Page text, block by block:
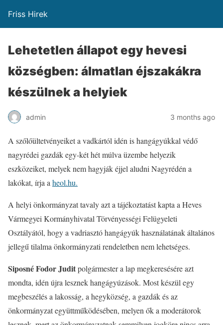
Friss Hirek
Lehetetlen állapot egy hevesi
községben: álmatlan éjszakákra
készülnek a helyiek
admin 3 months ago
A szőlőültetvényeiket a vadkártól idén is hangágyúkkal védő
nagyrédei gazdák egy-két hét múlva üzembe helyezik
eszközeiket, melyek nem hagyják éjjel aludni Nagyrédén a
lakókat, írja a heol.hu.
A helyi önkormányzat tavaly azt a tájékoztatást kapta a Heves
Vármegyei Kormányhivatal Törvényességi Felügyeleti
Osztályától, hogy a vadriasztó hangágyúk használatának általános
jellegű tilalma önkormányzati rendeletben nem lehetséges.
Siposné Fodor Juditpolgármester a lap megkeresésére azt
mondta, idén újra lesznek hangágyúzások. Most készül egy
megbeszélés a lakosság, a hegyközség, a gazdák és az
önkormányzat együttműködésében, melyen ők a moderátorok